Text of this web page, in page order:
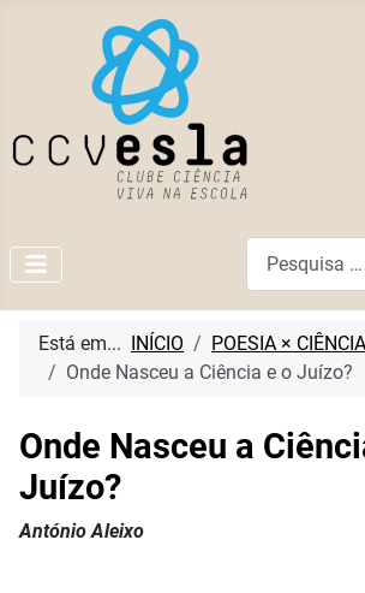
Está em... INÍCIO
POESIA × CIÊNCIA
Onde Nasceu a Ciência e o Juízo?
Onde Nasceu a
Juízo?
António Aleixo